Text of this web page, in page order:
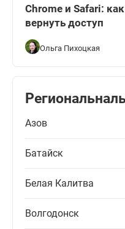
Chrome и Safari: как
вернуть доступ
Ольга Пихоцкая
Азов
Батайск
Белая Калитва
Волгодонск